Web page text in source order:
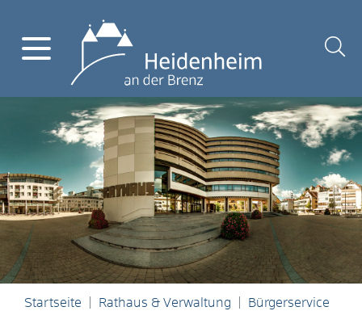
Startseite Rathaus & Verwaltung
Bürgerservice